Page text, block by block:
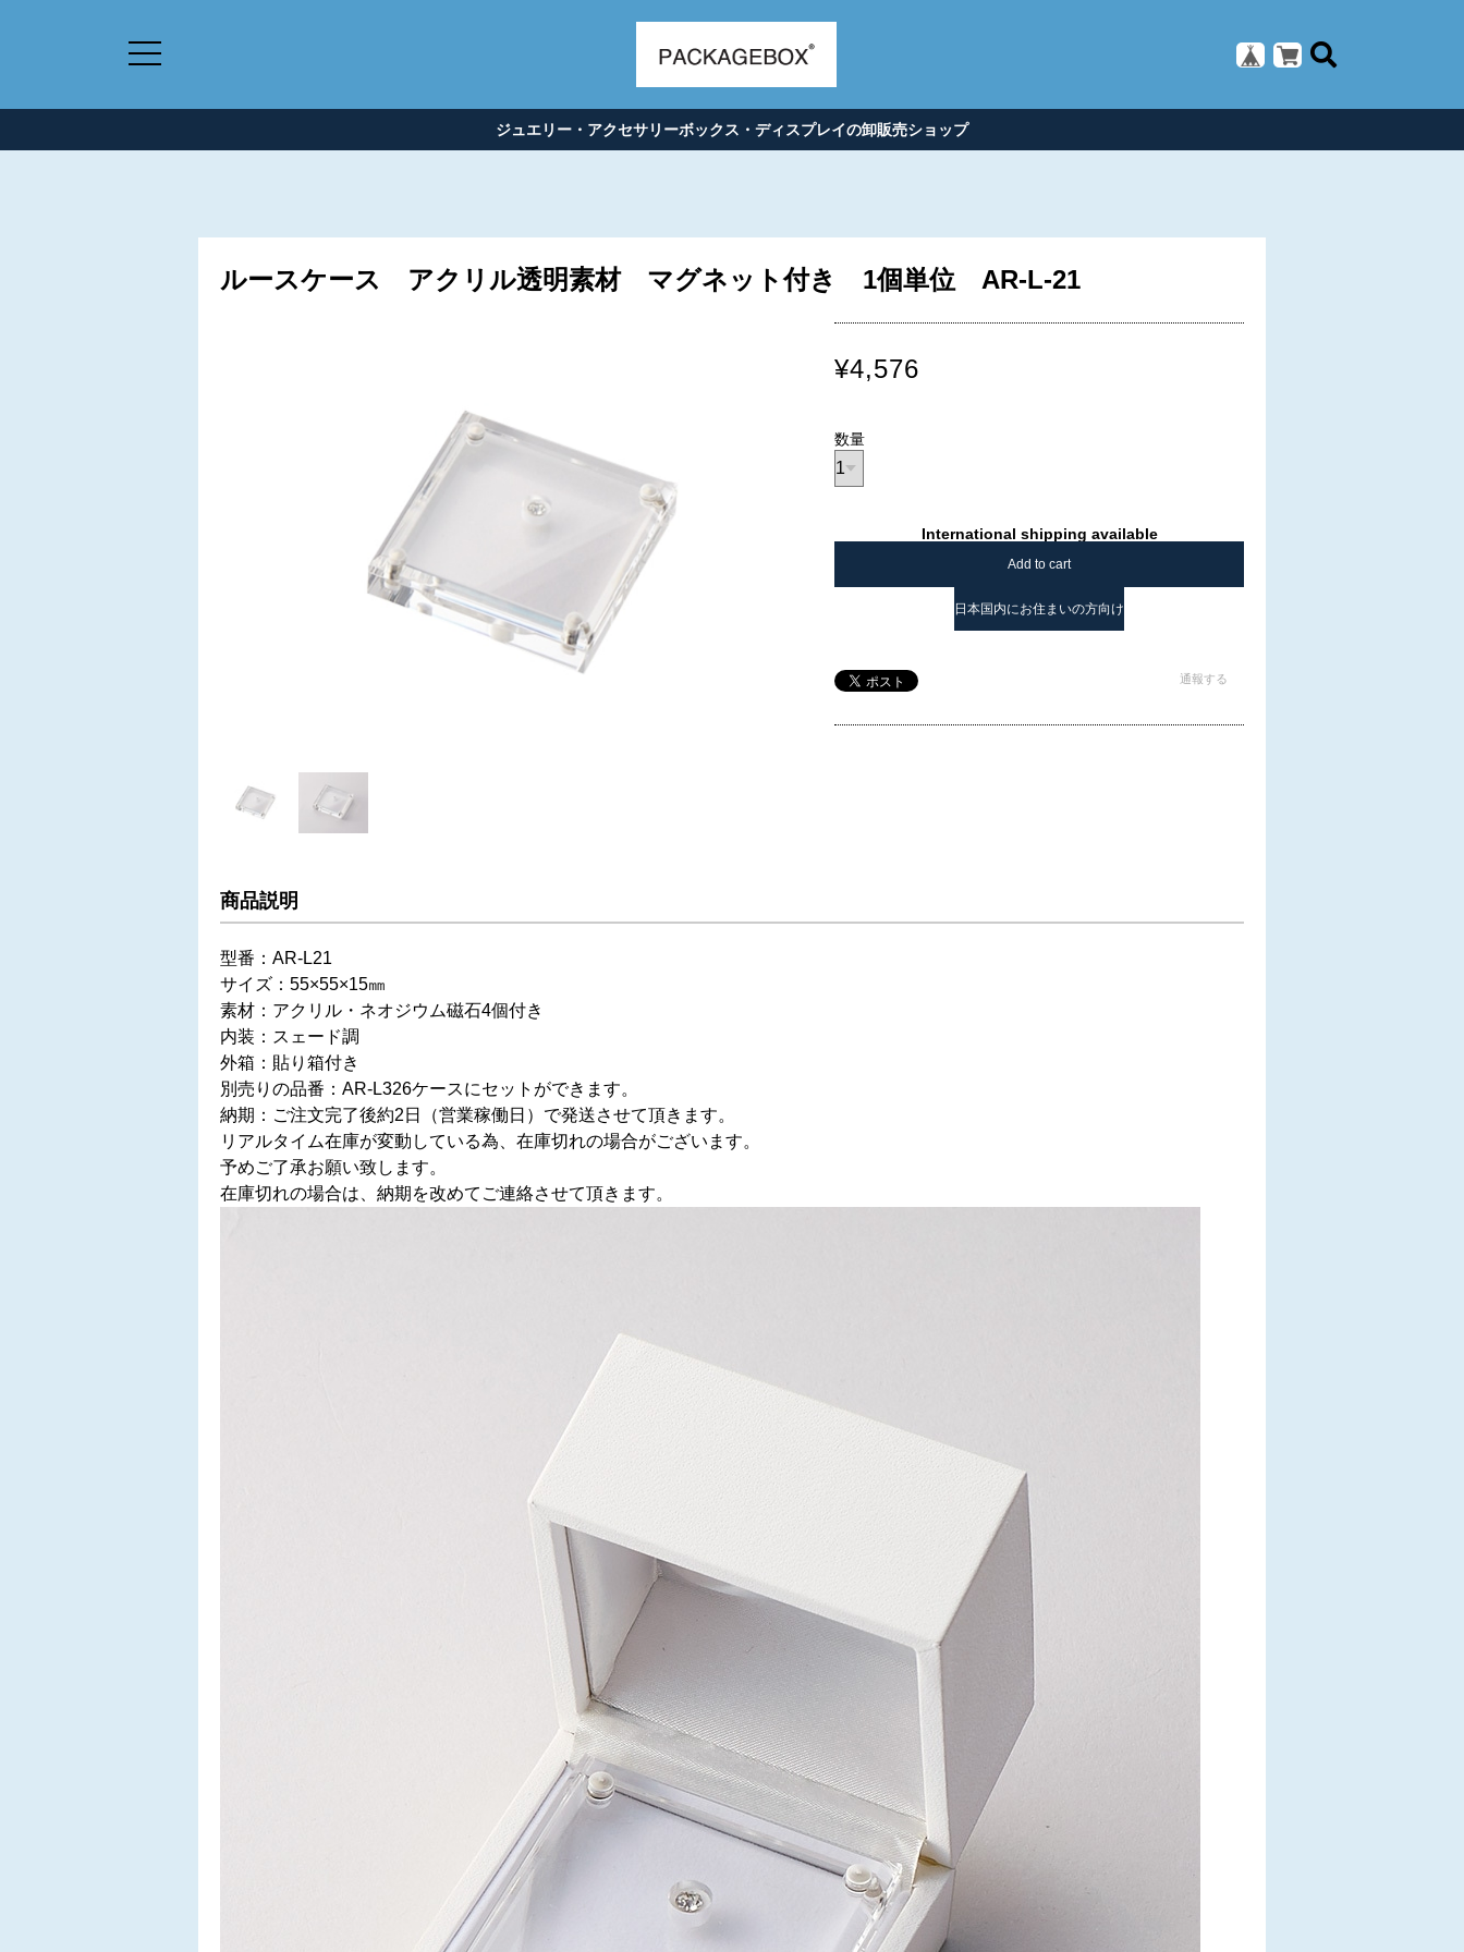
ジュエリー・アクセサリーボックス・ディスプレイの卸販売ショップ
ルースケース アクリル透明素材 マグネット付き 1個単位 AR-L-21
¥4,576
数量
International shipping available
Add to cart
日本国内にお住まいの方向け
通報する
商品説明
型番：AR-L21
サイズ：55×55×15㎜
素材：アクリル・ネオジウム磁石4個付き
内装：スェード調
外箱：貼り箱付き
別売りの品番：AR-L326ケースにセットができます。
納期：ご注文完了後約2日（営業稼働日）で発送させて頂きます。
リアルタイム在庫が変動している為、在庫切れの場合がございます。
予めご了承お願い致します。
在庫切れの場合は、納期を改めてご連絡させて頂きます。